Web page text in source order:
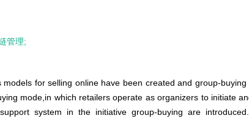
管理;
for selling online have been created and group-
mode,in which retailers operate as organizers to initiate
system in the initiative group-buying are